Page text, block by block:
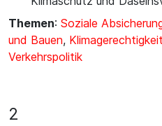
Themen: Soziale
und Bauen,
Verkehrspolitik
2